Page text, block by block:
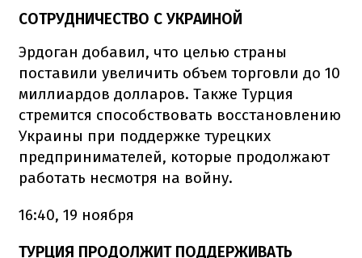
СОТРУДНИЧЕСТВО С УКРАИНОЙ
Эрдоган добавил, что целью страны
поставили увеличить объем торговли до 10
миллиардов долларов. Также Турция
стремится способствовать восстановлению
Украины при поддержке турецких
предпринимателей, которые продолжают
работать несмотря на войну.
16:40, 19 ноября
ТУРЦИЯ ПРОДОЛЖИТ ПОДДЕРЖИВАТЬ